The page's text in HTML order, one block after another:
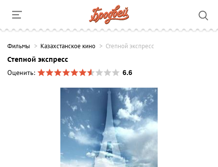
Фильмы Казахстанское кино Степной экспресс
Степной экспресс
Оценить:
6.6